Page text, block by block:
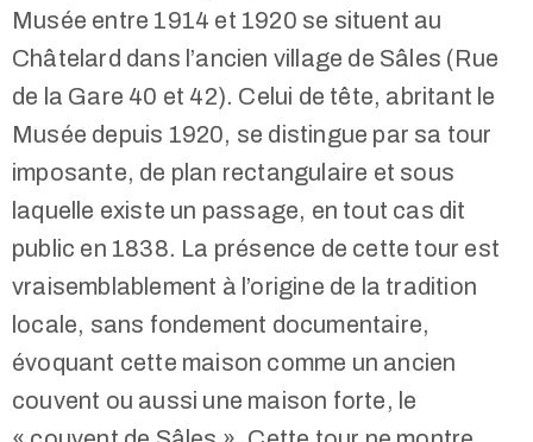
Musée entre 1914 et 1920 se situent au
Châtelard dans l’ancien village de Sâles (Rue
de la Gare 40 et 42). Celui de tête, abritant le
Musée depuis 1920, se distingue par sa tour
imposante, de plan rectangulaire et sous
laquelle existe un passage, en tout cas dit
public en 1838. La présence de cette tour est
vraisemblablement à l’origine de la tradition
locale, sans fondement documentaire,
évoquant cette maison comme un ancien
couvent ou aussi une maison forte, le